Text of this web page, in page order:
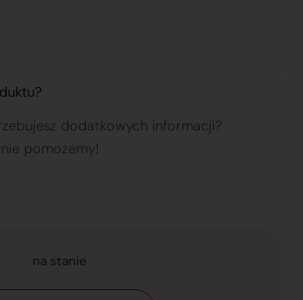
dodatkowych informacji?
pomożemy!
na stanie